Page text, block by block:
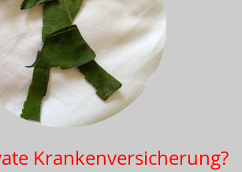
Krankenversicherung?